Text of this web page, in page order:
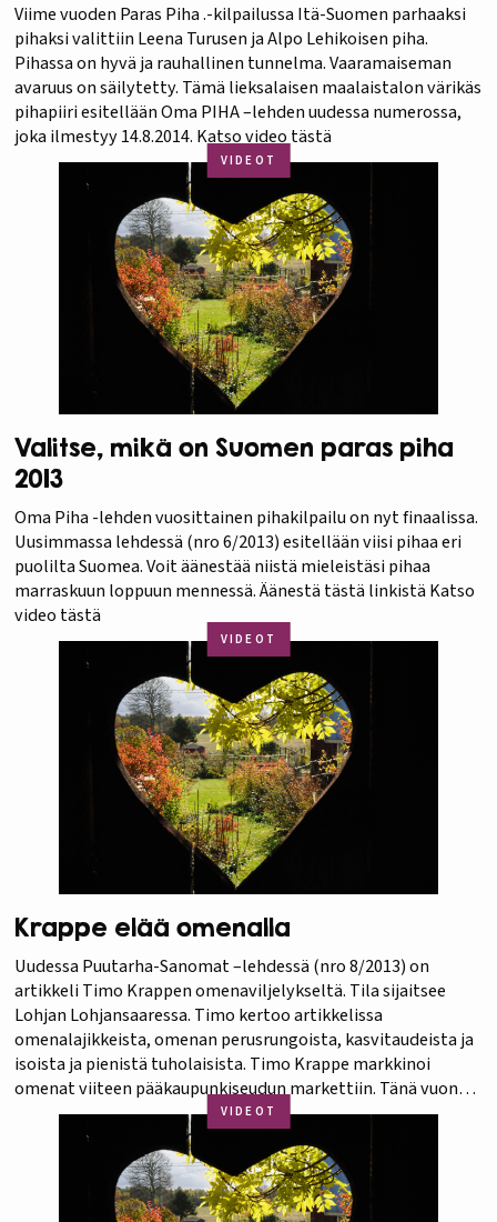
Viime vuoden Paras Piha .-kilpailussa Itä-Suomen parhaaksi
pihaksi valittiin Leena Turusen ja Alpo Lehikoisen piha.
Pihassa on hyvä ja rauhallinen tunnelma. Vaaramaiseman
avaruus on säilytetty. Tämä lieksalaisen maalaistalon värikäs
pihapiiri esitellään Oma PIHA –lehden uudessa numerossa,
joka ilmestyy 14.8.2014. Katso video tästä
VIDEOT
Valitse, mikä on Suomen paras piha
2013
Oma Piha -lehden vuosittainen pihakilpailu on nyt finaalissa.
Uusimmassa lehdessä (nro 6/2013) esitellään viisi pihaa eri
puolilta Suomea. Voit äänestää niistä mieleistäsi pihaa
marraskuun loppuun mennessä. Äänestä tästä linkistä Katso
video tästä
VIDEOT
Krappe elää omenalla
Uudessa Puutarha-Sanomat –lehdessä (nro 8/2013) on
artikkeli Timo Krappen omenaviljelykseltä. Tila sijaitsee
Lohjan Lohjansaaressa. Timo kertoo artikkelissa
omenalajikkeista, omenan perusrungoista, kasvitaudeista ja
isoista ja pienistä tuholaisista. Timo Krappe markkinoi
omenat viiteen pääkaupunkiseudun markettiin. Tänä vuonna
kysyntä on ollut tasaista, kun kotipuutarhaomena ei ole
häirinnyt markkinoita. Krappen tilalla on perusteilla uusi
omenatarha, jossa käytetään piiskataimien sijaan…
VIDEOT